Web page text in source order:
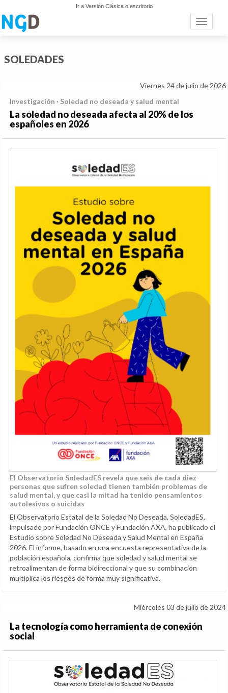
Ir a Versión Clásica o escritorio
Toggle
SOLEDADES
Viernes 24 de julio de 2026
Investigación · Soledad no deseada y salud mental
La soledad no deseada afecta al 20% de los
españoles en 2026
El Observatorio SoledadES revela que seis de cada diez
personas que sufren soledad tienen también problemas de
salud mental, y que casi la mitad ha tenido pensamientos
autolesivos o suicidas
El Observatorio Estatal de la Soledad No Deseada, SoledadES,
impulsado por Fundación ONCE y Fundación AXA, ha publicado el
Estudio sobre Soledad No Deseada y Salud Mental en España
2026. El informe, basado en una encuesta representativa de la
población española, confirma que soledad y salud mental se
retroalimentan de forma bidireccional y que su combinación
multiplica los riesgos de forma muy significativa.
Miércoles 03 de julio de 2024
La tecnología como herramienta de conexión
social